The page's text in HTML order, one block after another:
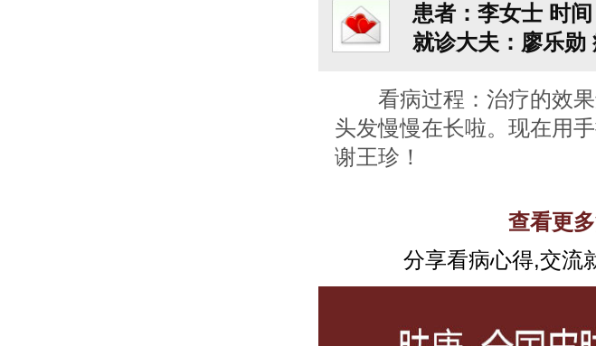
患者：李女士 时
就诊大夫：廖乐勋
看病过程：治疗的效
头发慢慢在长啦。现在用
谢王珍！
查看更
分享看病心得,交流